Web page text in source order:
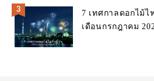
7 เทศกาลดอกไม้
เดือนกรกฎาคม